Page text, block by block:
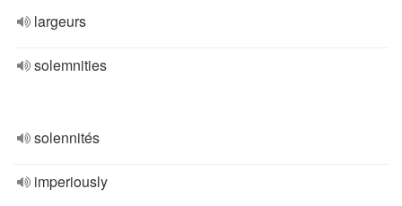
largeurs
solemnities
solennités
imperiously